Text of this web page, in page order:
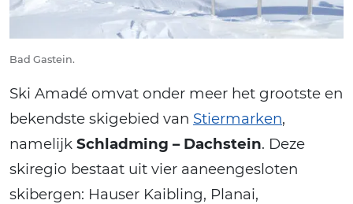
Bad Gastein.
Ski Amadé omvat onder meer het grootste en
bekendste skigebied van Stiermarken,
namelijk Schladming – Dachstein. Deze
skiregio bestaat uit vier aaneengesloten
skibergen: Hauser Kaibling, Planai,